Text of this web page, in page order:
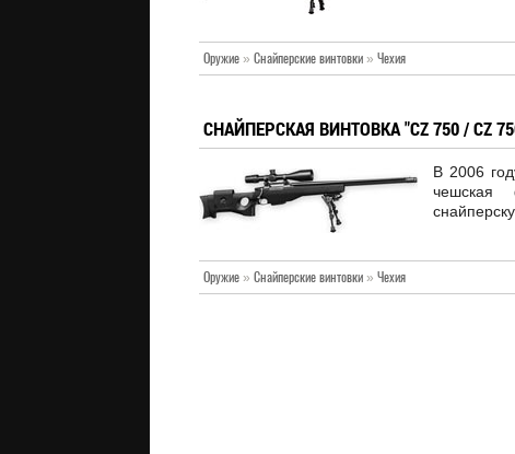
Оружие» Снайперские винтовки» Чехия
СНАЙПЕРСКАЯ ВИНТОВКА "CZ 750 / CZ
В 2006
чешская
Оружие» Снайперские винтовки» Чехия